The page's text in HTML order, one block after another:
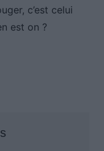
c’est celui
est on ?